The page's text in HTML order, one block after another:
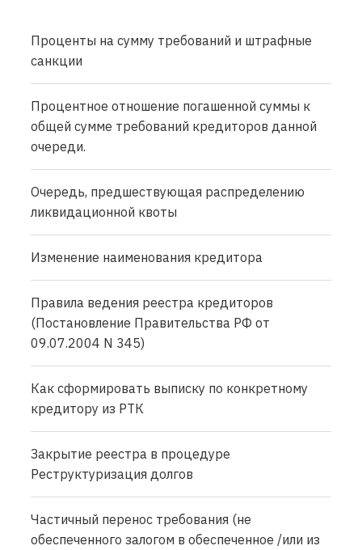
Проценты на сумму требований и штрафные
санкции
Процентное отношение погашенной суммы к
общей сумме требований кредиторов данной
очереди.
Очередь, предшествующая распределению
ликвидационной квоты
Изменение наименования кредитора
Правила ведения реестра кредиторов
(Постановление Правительства РФ от
09.07.2004 N 345)
Как сформировать выписку по конкретному
кредитору из РТК
Закрытие реестра в процедуре
Реструктуризация долгов
Частичный перенос требования (не
обеспеченного залогом в обеспеченное /или из